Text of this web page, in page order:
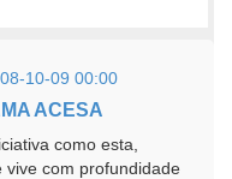
10-09 00:00
ACESA
como esta,
vive com profundidade